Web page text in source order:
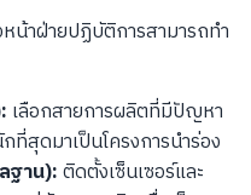
น้าฝ่ายปฏิบัติการสามารถทำ
เลือกสายการผลิตที่มีปัญหา
สุดมาเป็นโครงการนำร่อง
ฐาน):ติดตั้งเซ็นเซอร์และ